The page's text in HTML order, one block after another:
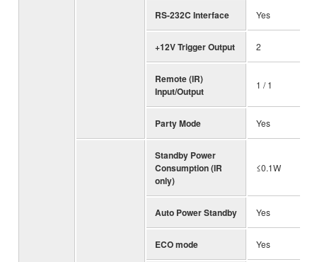
RS-232C Interface Yes
+12V Trigger Output 2
Remote (IR)
Input/Output
1 / 1
Party Mode Yes
Standby Power
Consumption (IR
only)
≤0.1W
Auto Power Standby Yes
ECO mode Yes